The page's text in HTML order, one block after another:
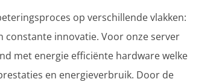
op verschillende vlakken:
innovatie. Voor onze server
met energie efficiënte hardware welke
en energieverbruik. Door de